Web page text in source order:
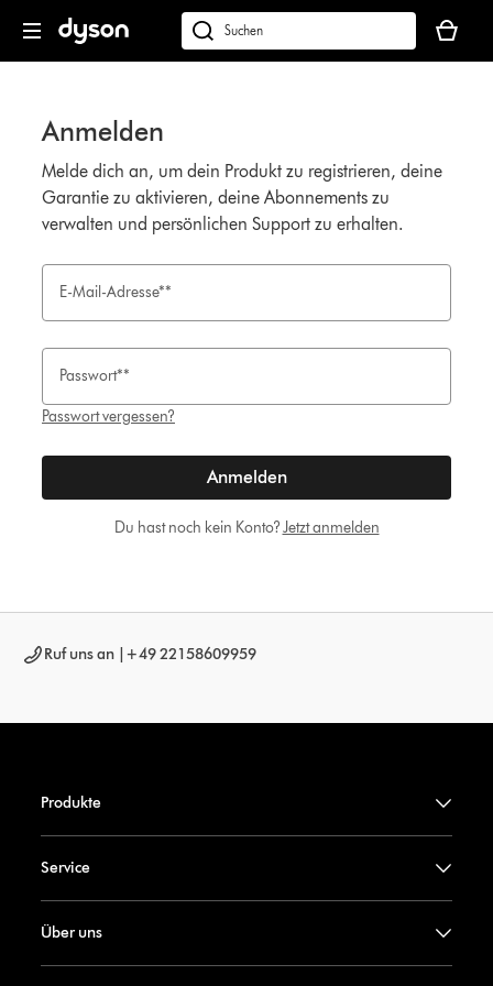
überspringen
dyson.de
durchsuchen
ist
Anmelden
Melde dich an, um dein Produkt zu registrieren, deine
Garantie zu aktivieren, deine Abonnements zu
verwalten und persönlichen Support zu erhalten.
E-Mail-Adresse**
Passwort**
Passwort vergessen?
Anmelden
Du hast noch kein Konto?Jetzt anmelden
Ruf uns an | +49 22158609959
Produkte
Service
Über uns